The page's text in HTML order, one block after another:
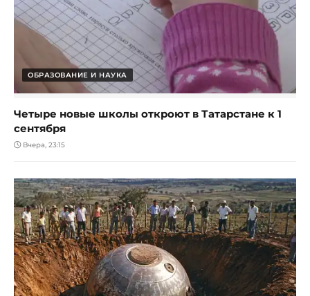
ОБРАЗОВАНИЕ И НАУКА
Четыре новые школы откроют в Татарстане к 1
сентября
Вчера, 23:15